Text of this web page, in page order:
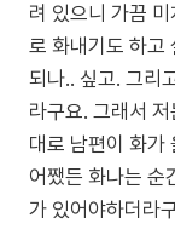
려 있으니 가끔
로 화내기도 하고
되나.. 싶고. 그리
라구요. 그래서
대로 남편이 화가
어쨌든 화나는 순
가 있어야하더라